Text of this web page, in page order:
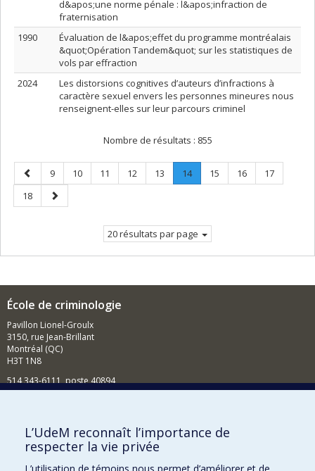
d&apos;une norme pénale : l&apos;infraction de
fraternisation
1990
Évaluation de l&apos;effet du programme montréalais
&quot;Opération Tandem&quot; sur les statistiques de
vols par effraction
2024
Les distorsions cognitives d’auteurs d’infractions à
caractère sexuel envers les personnes mineures nous
renseignent-elles sur leur parcours criminel
Nombre de résultats : 855
Page
précédente
Page
9 Page
10 Page
11 Page
12 Page
13 Page
14.
Page
Page
15 Page
16 Page
17
Page
18
Page
suivante
20 résultats par page
École de criminologie
Pavillon Lionel-Groulx
3150, rue Jean-Brillant
Montréal (QC)
H3T 1N8
514 343-6111, poste 40894
Comment soutenir l'École?
BESOIN D'AIDE?
L’UdeM reconnaît l’importance de
respecter la vie privée
L’utilisation de témoins nous permet d’améliorer et de